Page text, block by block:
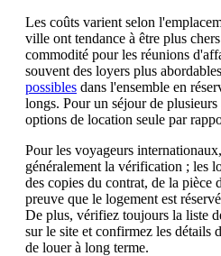
Les coûts varient selon
ville ont tendance à être plus
commodité pour les réunions
souvent des loyers plus
possibles dans l'ensemble en
longs. Pour un séjour de plusieurs
options de location seule par
Pour les voyageurs
généralement la vérification ; les
des copies du contrat, de la pièce
preuve que le logement est
De plus, vérifiez toujours la liste
sur le site et confirmez les détails
de louer à long terme.